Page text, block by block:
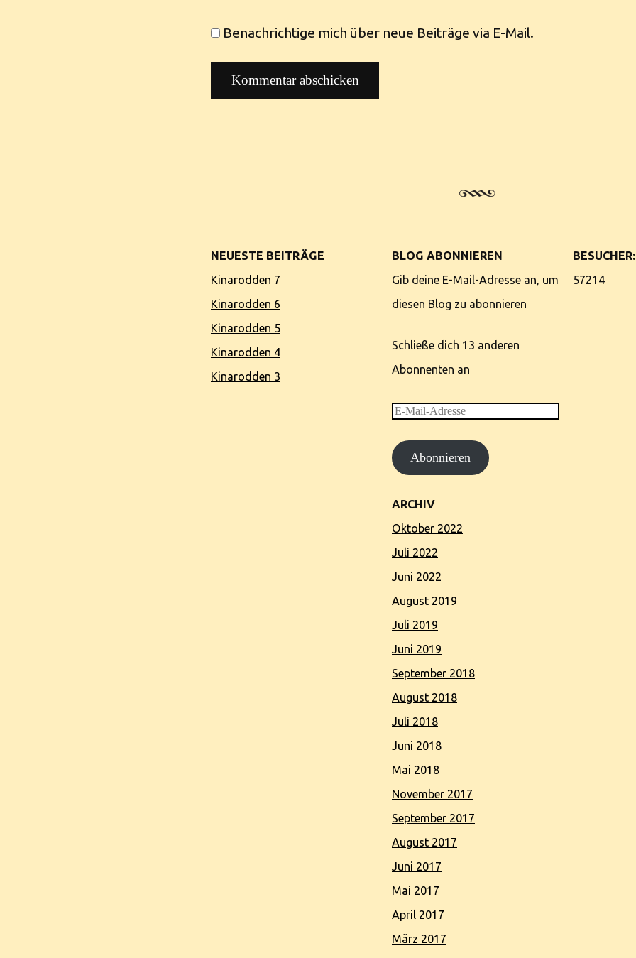
Benachrichtige mich über neue Beiträge via E-Mail.
NEUESTE BEITRÄGE
Kinarodden 7
Kinarodden 6
Kinarodden 5
Kinarodden 4
Kinarodden 3
BLOG ABONNIEREN
Gib deine E-Mail-Adresse an, um
diesen Blog zu abonnieren
Schließe dich 13 anderen
Abonnenten an
E-
AdresseAbonnieren
ARCHIV
Oktober 2022
Juli 2022
Juni 2022
August 2019
Juli 2019
Juni 2019
September 2018
August 2018
Juli 2018
Juni 2018
Mai 2018
November 2017
September 2017
August 2017
Juni 2017
Mai 2017
April 2017
März 2017
BESUCHER:
57214